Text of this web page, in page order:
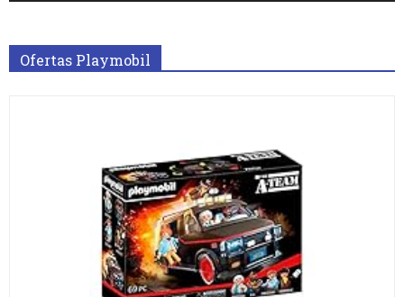
Ofertas Playmobil